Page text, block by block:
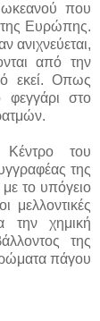
που
της Ευρώπης.
ανιχνεύεται,
από την
εκεί. Οπως
φεγγάρι στο
του
της
με το υπόγειο
μελλοντικές
την χημική
της
πάγου